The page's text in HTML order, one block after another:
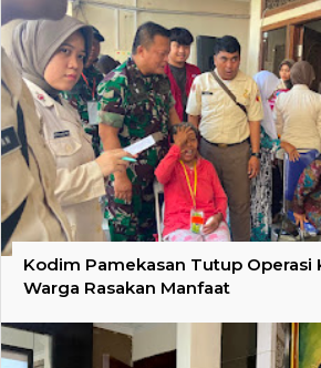
Kodim Pamekasan Tutup Operasi
Warga Rasakan Manfaat